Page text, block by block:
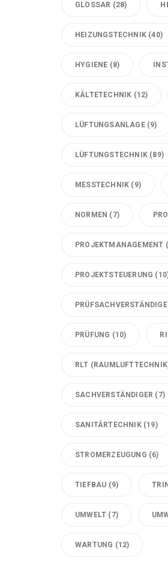
GLOSSAR (28)
HEIZUNGSTECHNIK (40)
HYGIENE (8)
KÄLTETECHNIK (12)
LÜFTUNGSANLAGE(9)
LÜFTUNGSTECHNIK (89)
MESSTECHNIK (9)
NORMEN (7)
PROJEKTMANAGEMENT
PROJEKTSTEUERUNG
PRÜFUNG (10)
RLT
SACHVERSTÄNDIGER (7)
SANITÄRTECHNIK(19)
STROMERZEUGUNG (6)
TIEFBAU (9)
UMWELT (7)
WARTUNG (12)